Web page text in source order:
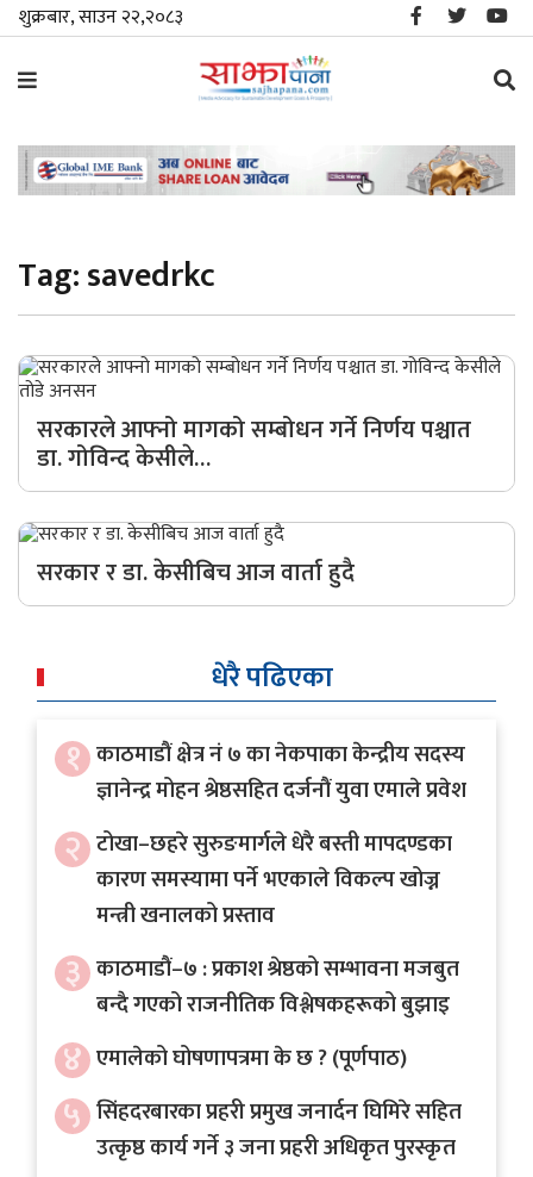
शुक्रबार, साउन २२,२०८३
समाचार
स्थानीय
जीवनशैली
मनोरञ्जन/
साहित्य
अर्थ
अन्तरवार्ता
विचार/
बहस
Tag:savedrkc
सरकारले आफ्नो मागको सम्बोधन गर्ने निर्णय पश्चात
डा. गोविन्द केसीले…
सरकार र डा. केसीबिच आज वार्ता हुदै
धेरै पढिएका
१ काठमाडौं क्षेत्र नं ७ का नेकपाका केन्द्रीय सदस्य
ज्ञानेन्द्र मोहन श्रेष्ठसहित दर्जनौं युवा एमाले प्रवेश
२ टोखा–छहरे सुरुङमार्गले धेरै बस्ती मापदण्डका
कारण समस्यामा पर्ने भएकाले विकल्प खोज्न
मन्त्री खनालको प्रस्ताव
३ काठमाडौं–७ : प्रकाश श्रेष्ठको सम्भावना मजबुत
बन्दै गएको राजनीतिक विश्लेषकहरूको बुझाइ
४ एमालेको घोषणापत्रमा के छ ? (पूर्णपाठ)
५ सिंहदरबारका प्रहरी प्रमुख जनार्दन घिमिरे सहित
उत्कृष्ठ कार्य गर्ने ३ जना प्रहरी अधिकृत पुरस्कृत